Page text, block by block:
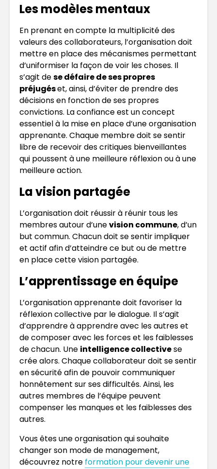
Les modèles mentaux
En prenant en compte la multiplicité des
valeurs des collaborateurs, l’organisation doit
mettre en place des mécanismes permettant
d’uniformiser la façon de voir les choses. Il
s’agit dese défaire de ses propres
préjugéset, ainsi, d’éviter de prendre des
décisions en fonction de ses propres
convictions. La confiance est un concept
essentiel à la mise en place d’une organisation
apprenante. Chaque membre doit se sentir
libre de recevoir des critiques bienveillantes
qui poussent à une meilleure réflexion ou à une
meilleure action.
La vision partagée
L’organisation doit réussir à réunir tous les
membres autour d’unevision commune, d’un
but commun. Chacun doit se sentir impliquer
et actif afin d’atteindre ce but ou de mettre
en place cette vision partagée.
L’apprentissage en équipe
L’organisation apprenante doit favoriser la
réflexion collective par le dialogue. Il s’agit
d’apprendre à apprendre avec les autres et
de composer avec les forces et les faiblesses
de chacun. Une intelligence collectivese
crée alors. Chaque collaborateur doit se sentir
en sécurité afin de pouvoir communiquer
honnêtement sur ses difficultés. Ainsi, les
autres membres de l’équipe peuvent
compenser les manques et les faiblesses des
autres.
Vous êtes une organisation qui souhaite
changer son mode de management,
découvrez notre formation pour devenir une